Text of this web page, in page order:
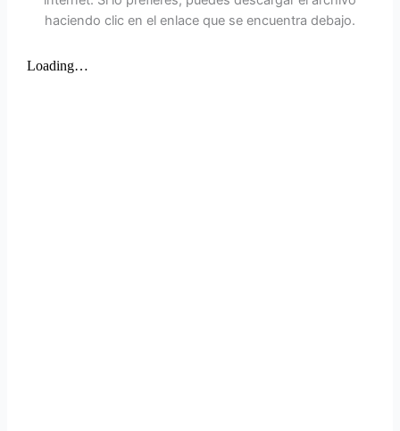
haciendo clic en el enlace que se encuentra debajo.